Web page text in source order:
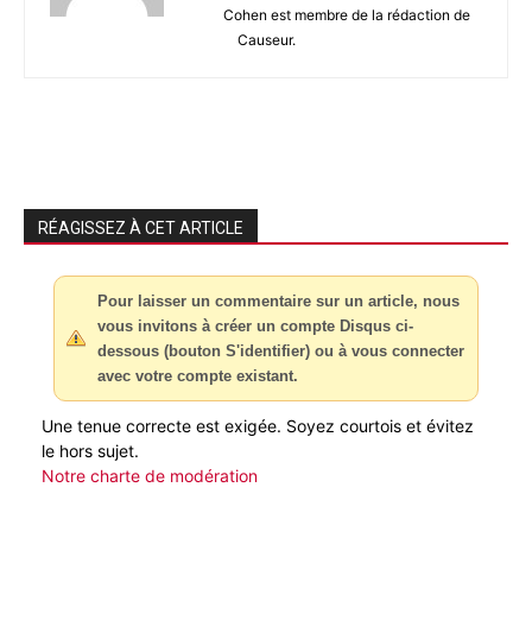
Cohen est membre de la rédaction de
Causeur.
RÉAGISSEZ À CET ARTICLE
Pour laisser un commentaire sur un article, nous
vous invitons à créer un compte Disqus ci-
dessous (bouton S'identifier) ou à vous connecter
avec votre compte existant.
Une tenue correcte est exigée. Soyez courtois et évitez
le hors sujet.
Notre charte de modération